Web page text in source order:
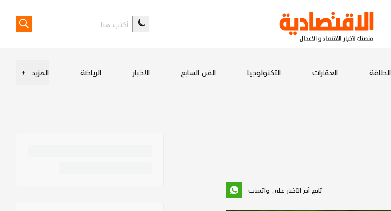
الطاقة العقارات التكنولوجيا الفن السابع الأخبار الرياضة المزيد +
تابع آخر الأخبار على واتساب